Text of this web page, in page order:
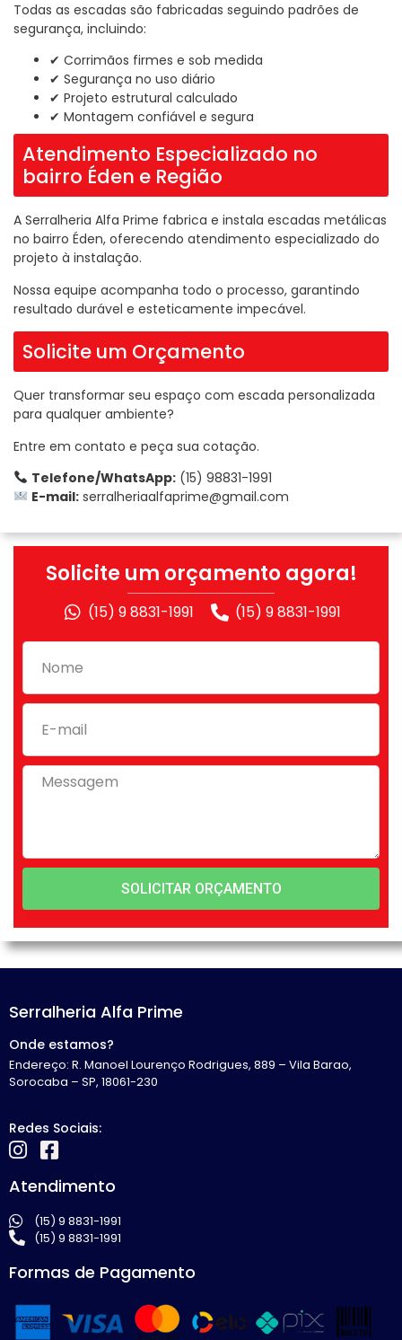
Todas as escadas são fabricadas seguindo padrões de
segurança, incluindo:
✔ Corrimãos firmes e sob medida
✔ Segurança no uso diário
✔ Projeto estrutural calculado
✔ Montagem confiável e segura
Atendimento Especializado no
bairro Éden e Região
A Serralheria Alfa Prime fabrica e instala escadas metálicas
no bairro Éden, oferecendo atendimento especializado do
projeto à instalação.
Nossa equipe acompanha todo o processo, garantindo
resultado durável e esteticamente impecável.
Solicite um Orçamento
Quer transformar seu espaço com escada personalizada
para qualquer ambiente?
Entre em contato e peça sua cotação.
Telefone/WhatsApp: (15) 98831-1991
E-mail: serralheriaalfaprime@gmail.com
Solicite um orçamento agora!
(15) 9 8831-1991 (15) 9 8831-1991
SOLICITAR ORÇAMENTO
Serralheria Alfa Prime
Onde estamos?
Endereço: R. Manoel Lourenço Rodrigues, 889 – Vila Barao,
Sorocaba – SP, 18061-230
Redes Sociais:
Atendimento
(15) 9 8831-1991
(15) 9 8831-1991
Formas de Pagamento